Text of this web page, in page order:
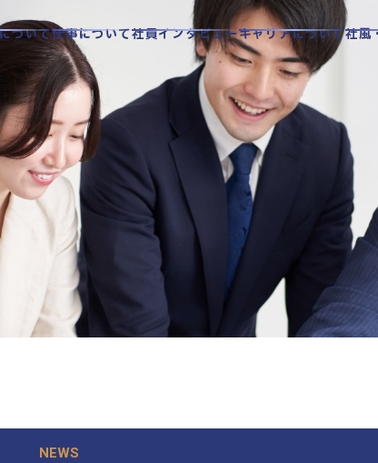
ついて仕事について社員インタビューキャリアについて社風
お知らせ
法人概要
NEWS